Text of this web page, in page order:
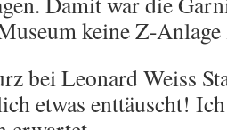
keine Z-
bei Leonard Weiss
etwas enttäuscht!